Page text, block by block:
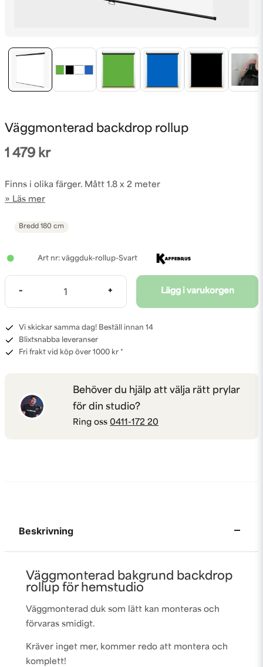
Väggmonterad backdrop rollup
1 479 kr
Finns i olika färger. Mått 1.8 x 2 meter
Läs mer
Bredd 180 cm
väggduk-rollup-Svart
- + Lägg i varukorgen
Vi skickar samma dag! Beställ innan 14
Blixtsnabba leveranser
Fri frakt vid köp över 1000 kr *
Behöver du hjälp att välja rätt prylar
för din studio?
Ring oss 0411-172 20
Beskrivning
Väggmonterad bakgrund backdrop
rollup för hemstudio
Väggmonterad duk som lätt kan monteras och
förvaras smidigt.
Kräver inget mer, kommer redo att montera och
komplett!